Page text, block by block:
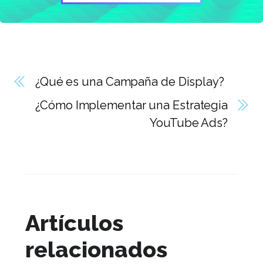
¿Qué es una Campaña de Display?
¿Cómo Implementar una Estrategia
YouTube Ads?
Artículos
relacionados